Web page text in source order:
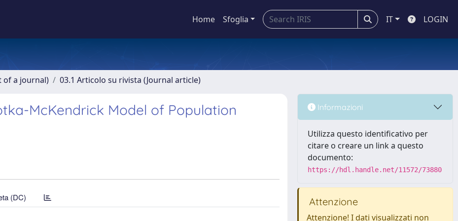
Home Sfoglia IT LOGIN
of a journal) 03.1 Articolo su rivista (Journal article)
McKendrick Model of Population
(DC)
Informazioni
Utilizza questo identificativo per
citare o creare un link a questo
documento:
https://hdl.handle.net/11572/73880
Attenzione
Attenzione! I dati visualizzati non